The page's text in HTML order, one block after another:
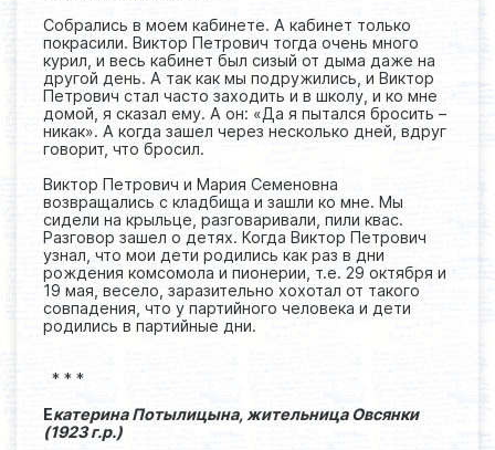
Собрались в моем кабинете. А кабинет только
покрасили. Виктор Петрович тогда очень много
курил, и весь кабинет был сизый от дыма даже на
другой день. А так как мы подружились, и Виктор
Петрович стал часто заходить и в школу, и ко мне
домой, я сказал ему. А он: «Да я пытался бросить –
никак». А когда зашел через несколько дней, вдруг
говорит, что бросил.
Виктор Петрович и Мария Семеновна
возвращались с кладбища и зашли ко мне. Мы
сидели на крыльце, разговаривали, пили квас.
Разговор зашел о детях. Когда Виктор Петрович
узнал, что мои дети родились как раз в дни
рождения комсомола и пионерии, т.е. 29 октября и
19 мая, весело, заразительно хохотал от такого
совпадения, что у партийного человека и дети
родились в партийные дни.
* * *
Екатерина Потылицына, жительница Овсянки
(1923 г.р.)